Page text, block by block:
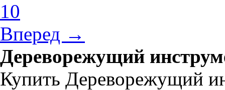
10
Вперед →
Дереворежущий
Купить Дереворежущий